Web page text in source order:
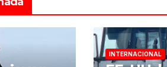
INTERNACIONAL